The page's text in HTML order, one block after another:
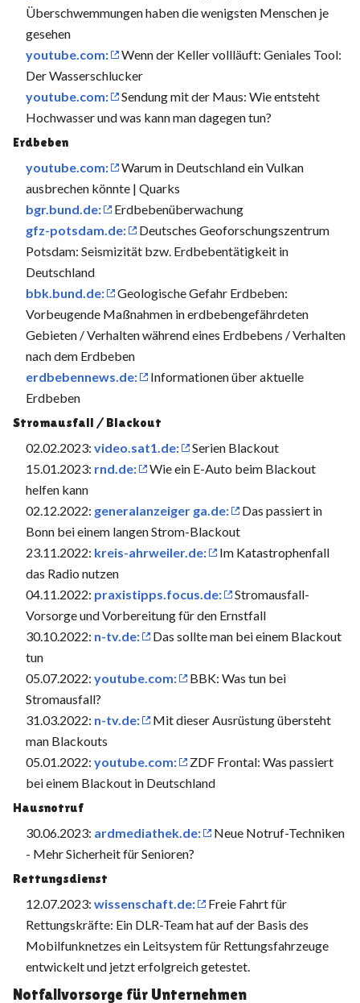
Überschwemmungen haben die wenigsten Menschen je
gesehen
youtube.com:
Wenn der Keller vollläuft: Geniales Tool:
Der Wasserschlucker
youtube.com:
Sendung mit der Maus: Wie entsteht
Hochwasser und was kann man dagegen tun?
Erdbeben
youtube.com:
Warum in Deutschland ein Vulkan
ausbrechen könnte | Quarks
bgr.bund.de:
Erdbebenüberwachung
gfz-potsdam.de:
Deutsches Geoforschungszentrum
Potsdam: Seismizität bzw. Erdbebentätigkeit in
Deutschland
bbk.bund.de:
Geologische Gefahr Erdbeben:
Vorbeugende Maßnahmen in erdbebengefährdeten
Gebieten / Verhalten während eines Erdbebens / Verhalten
nach dem Erdbeben
erdbebennews.de:
Informationen über aktuelle
Erdbeben
Stromausfall / Blackout
02.02.2023: video.sat1.de:
Serien Blackout
15.01.2023: rnd.de:
Wie ein E-Auto beim Blackout
helfen kann
02.12.2022: generalanzeiger ga.de:
Das passiert in
Bonn bei einem langen Strom-Blackout
23.11.2022: kreis-ahrweiler.de:
Im Katastrophenfall
das Radio nutzen
04.11.2022: praxistipps.focus.de:
Stromausfall-
Vorsorge und Vorbereitung für den Ernstfall
30.10.2022: n-tv.de:
Das sollte man bei einem Blackout
tun
05.07.2022: youtube.com:
BBK: Was tun bei
Stromausfall?
31.03.2022: n-tv.de:
Mit dieser Ausrüstung übersteht
man Blackouts
05.01.2022: youtube.com:
ZDF Frontal: Was passiert
bei einem Blackout in Deutschland
Hausnotruf
30.06.2023: ardmediathek.de:
Neue Notruf-Techniken
- Mehr Sicherheit für Senioren?
Rettungsdienst
12.07.2023: wissenschaft.de:
Freie Fahrt für
Rettungskräfte: Ein DLR-Team hat auf der Basis des
Mobilfunknetzes ein Leitsystem für Rettungsfahrzeuge
entwickelt und jetzt erfolgreich getestet.
Notfallvorsorge für Unternehmen